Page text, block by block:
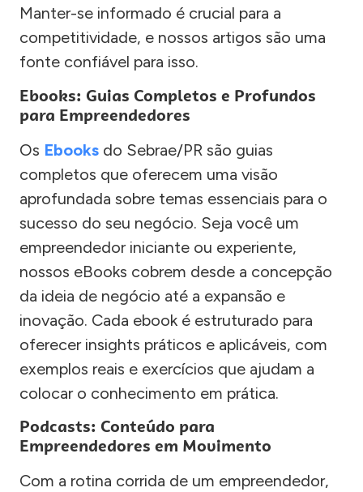
Manter-se informado é crucial para a
competitividade, e nossos artigos são uma
fonte confiável para isso.
Ebooks: Guias Completos e Profundos
para Empreendedores
Os Ebooks do Sebrae/PR são guias
completos que oferecem uma visão
aprofundada sobre temas essenciais para o
sucesso do seu negócio. Seja você um
empreendedor iniciante ou experiente,
nossos eBooks cobrem desde a concepção
da ideia de negócio até a expansão e
inovação. Cada ebook é estruturado para
oferecer insights práticos e aplicáveis, com
exemplos reais e exercícios que ajudam a
colocar o conhecimento em prática.
Podcasts: Conteúdo para
Empreendedores em Movimento
Com a rotina corrida de um empreendedor,